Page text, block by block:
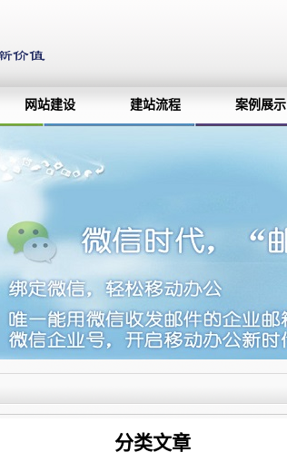
网站建设 建站流程 案例展示
分类文章